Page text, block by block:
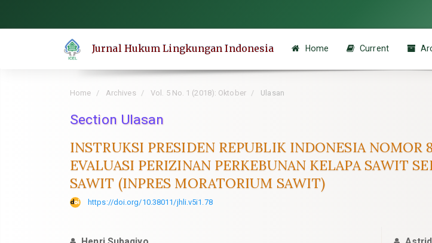
Jurnal Hukum Lingkungan Indonesia Home Current
Home Archives Vol. 5 No. 1 (2018): Oktober Ulasan
Section Ulasan
INSTRUKSI PRESIDEN REPUBLIK INDONESIA
EVALUASI PERIZINAN PERKEBUNAN KELAPA SAWIT
SAWIT (INPRES MORATORIUM SAWIT)
https://doi.org/10.38011/jhli.v5i1.78